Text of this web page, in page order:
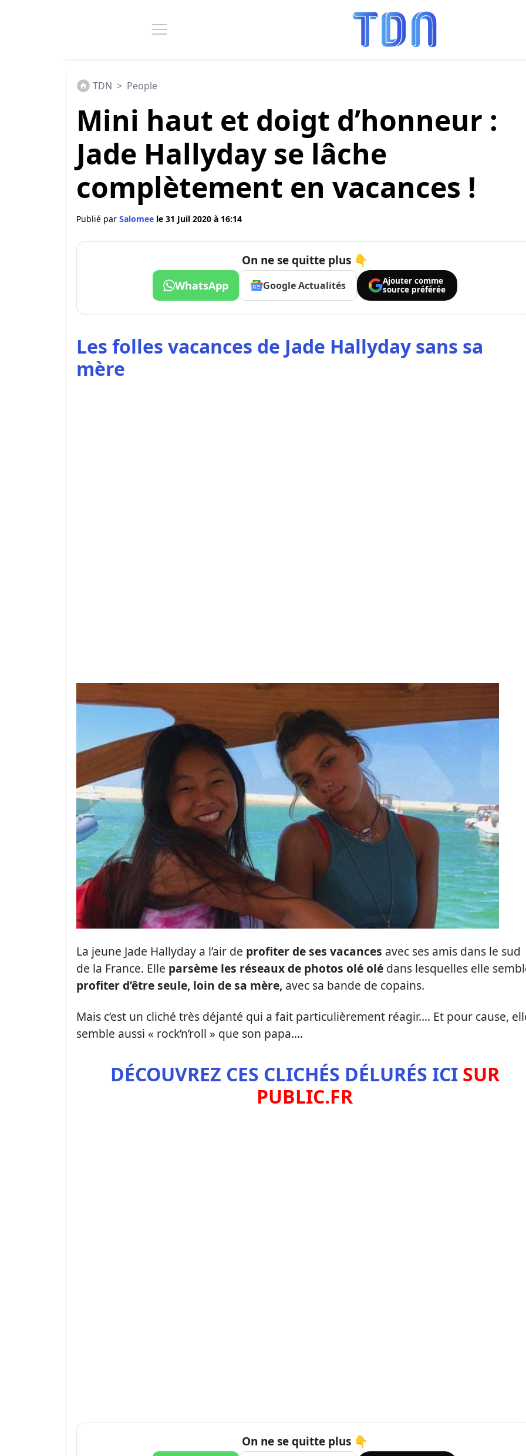
TDN > People
Mini haut et doigt d’honneur :
Jade Hallyday se lâche
complètement en vacances !
Publié par Salomee le 31 Juil 2020 à 16:14
On ne se quitte plus 👇
WhatsApp Google Actualités
Ajouter comme
source préférée
Les folles vacances de Jade Hallyday sans sa
mère
La jeune Jade Hallyday a l’air de profiter de ses vacances avec ses amis dans le sud
de la France. Elle parsème les réseaux de photos olé olé dans lesquelles elle
profiter d’être seule, loin de sa mère, avec sa bande de copains.
Mais c’est un cliché très déjanté qui a fait particulièrement réagir…. Et pour cause,
semble aussi « rock’n’roll » que son papa….
DÉCOUVREZ CES CLICHÉS DÉLURÉS ICISUR
PUBLIC.FR
On ne se quitte plus 👇